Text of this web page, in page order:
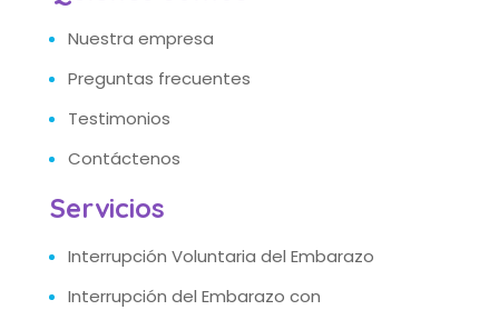
Nuestra empresa
Preguntas frecuentes
Testimonios
Contáctenos
Servicios
Interrupción Voluntaria del Embarazo
Interrupción del Embarazo con